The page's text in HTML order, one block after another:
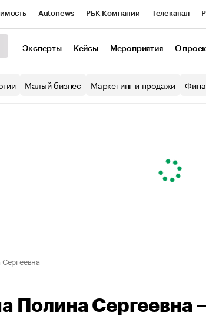
Autonews РБК Компании Телеканал
Экономика Бизнес
Эксперты Кейсы Мероприятия О
Малый бизнес Маркетинг и продажи
Полина